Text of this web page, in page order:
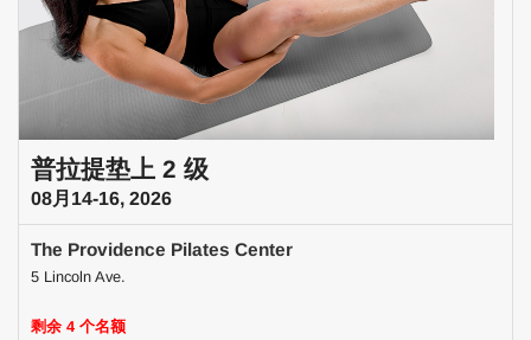
普拉提垫上 2 级
08月14-16, 2026
The Providence Pilates Center
5 Lincoln Ave.
剩余 4 个名额